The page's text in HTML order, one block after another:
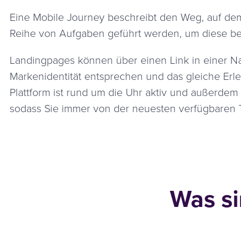
Eine Mobile Journey beschreibt den Weg, auf
Reihe von Aufgaben geführt werden, um diese
Landingpages können über einen Link in einer
Markenidentität entsprechen und das gleiche
Plattform ist rund um die Uhr aktiv und
sodass Sie immer von der neuesten verfügbaren
Was